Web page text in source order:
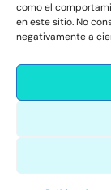
como el
en este sitio. No
negativamente a